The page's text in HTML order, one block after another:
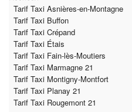
Tarif Taxi Asnières-en-Montagne
Tarif Taxi Buffon
Tarif Taxi Crépand
Tarif Taxi Étais
Tarif Taxi Fain-lès-Moutiers
Tarif Taxi Marmagne 21
Tarif Taxi Montigny-Montfort
Tarif Taxi Planay 21
Tarif Taxi Rougemont 21